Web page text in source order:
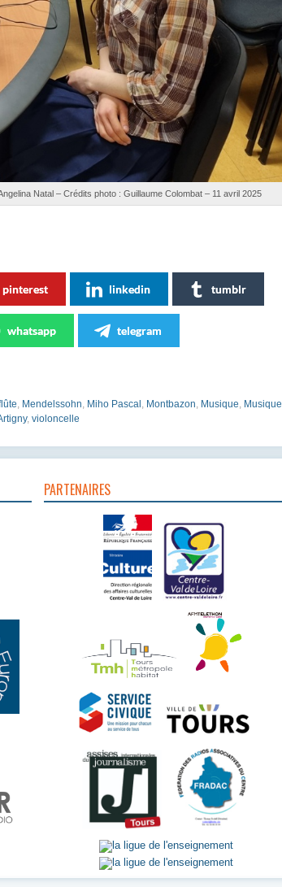
Natal – Crédits photo : Guillaume Colombat – 11 avril 2025
pinterest linkedin tumblr
whatsapp telegram
Mendelssohn Miho Pascal Montbazon Musique Musique
, violoncelle
PARTENAIRES